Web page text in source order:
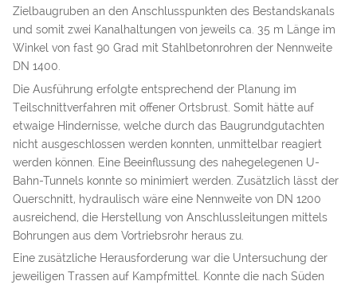
Zielbaugruben an den Anschlusspunkten des Bestandskanals
und somit zwei Kanalhaltungen von jeweils ca. 35 m Länge im
Winkel von fast 90 Grad mit Stahlbetonrohren der Nennweite
DN 1400.
Die Ausführung erfolgte entsprechend der Planung im
Teilschnittverfahren mit offener Ortsbrust. Somit hätte auf
etwaige Hindernisse, welche durch das Baugrundgutachten
nicht ausgeschlossen werden konnten, unmittelbar reagiert
werden können. Eine Beeinflussung des nahegelegenen U-
Bahn-Tunnels konnte so minimiert werden. Zusätzlich lässt der
Querschnitt, hydraulisch wäre eine Nennweite von DN 1200
ausreichend, die Herstellung von Anschlussleitungen mittels
Bohrungen aus dem Vortriebsrohr heraus zu.
Eine zusätzliche Herausforderung war die Untersuchung der
jeweiligen Trassen auf Kampfmittel. Konnte die nach Süden